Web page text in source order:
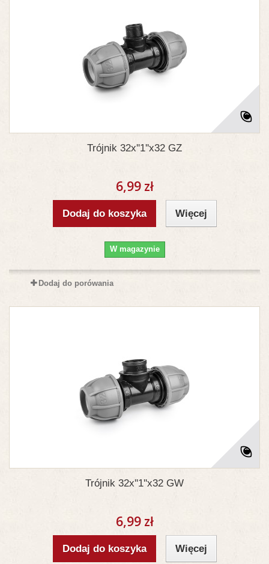
Trójnik 32x''1''x32 GZ
6,99 zł
Dodaj do koszyka Więcej
W magazynie
Dodaj do porówania
Trójnik 32x''1''x32 GW
6,99 zł
Dodaj do koszyka Więcej